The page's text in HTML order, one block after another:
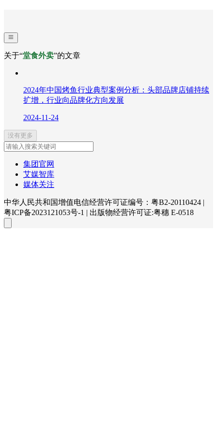
关于“堂食外卖”的文章
2024年中国烤鱼行业典型案例分析：头部品牌店铺持续
扩增，行业向品牌化方向发展
2024-11-24
没有更多
集团官网
艾媒智库
媒体关注
中华人民共和国增值电信经营许可证编号：粤B2-20110424 |
粤ICP备2023121053号-1 | 出版物经营许可证:粤穗 E-0518